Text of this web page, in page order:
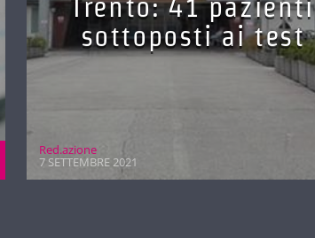
Trento: 41 pazienti
sottoposti ai test
Red.azione
7 SETTEMBRE 2021